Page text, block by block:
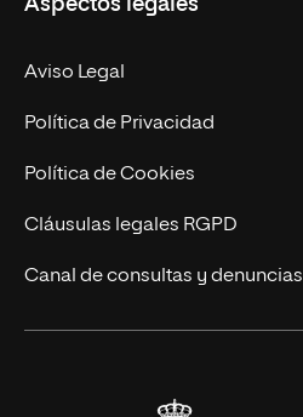
Doctorados
Experto Universitario
Postgrados
Cursos Universitarios
Facultades
Nuestro Equipo
Trabaja en UNIR
Actualidad
UNIR Revista
Eventos
Aspectos legales
Aviso Legal
Política de Privacidad
Política de Cookies
Cláusulas legales RGPD
Canal de consultas y denuncias